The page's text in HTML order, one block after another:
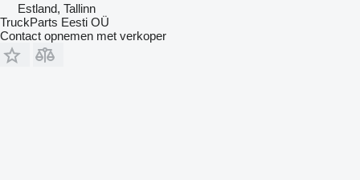
Estland, Tallinn
TruckParts Eesti OÜ
Contact opnemen met verkoper